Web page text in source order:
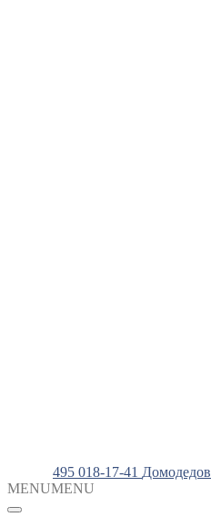
495 018-17-41
MENUMENU